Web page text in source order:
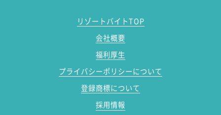
リゾートバイトTOP
会社概要
福利厚生
プライバシーポリシーについて
登録商標について
採用情報